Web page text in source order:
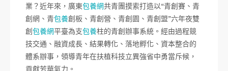
業？近年來，廣東包養網共青團摸索打造以“青創賽、青
創網、青包養創板、青創營、青創園、青創盟”六年夜雙
創 包養網平臺為支包養柱的青創辦事系統。經由過程競
技交通、融資成長、結果轉化、落地孵化、資本整合的
體系辦事，領導青年在扶植科技立異強省中勇當斥候，
貢獻芳華氣力。